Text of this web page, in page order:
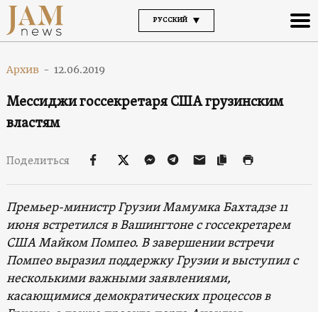
РУССКИЙ
Архив - 12.06.2019
Мессиджи госсекретаря США грузинским
властям
Поделиться
Премьер-министр Грузии Мамумка Бахтадзе 11
июня встретился в Вашингтоне с госсекретарем
США Майком Помпео. В завершении встречи
Помпео выразил поддержку Грузии и выступил с
несколькими важными заявлениями,
касающимися демократических процессов в